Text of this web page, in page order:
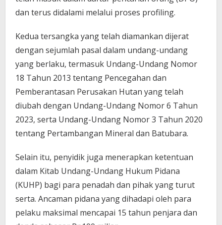
dan terus didalami melalui proses profiling.
Kedua tersangka yang telah diamankan dijerat
dengan sejumlah pasal dalam undang-undang
yang berlaku, termasuk Undang-Undang Nomor
18 Tahun 2013 tentang Pencegahan dan
Pemberantasan Perusakan Hutan yang telah
diubah dengan Undang-Undang Nomor 6 Tahun
2023, serta Undang-Undang Nomor 3 Tahun 2020
tentang Pertambangan Mineral dan Batubara.
Selain itu, penyidik juga menerapkan ketentuan
dalam Kitab Undang-Undang Hukum Pidana
(KUHP) bagi para penadah dan pihak yang turut
serta. Ancaman pidana yang dihadapi oleh para
pelaku maksimal mencapai 15 tahun penjara dan